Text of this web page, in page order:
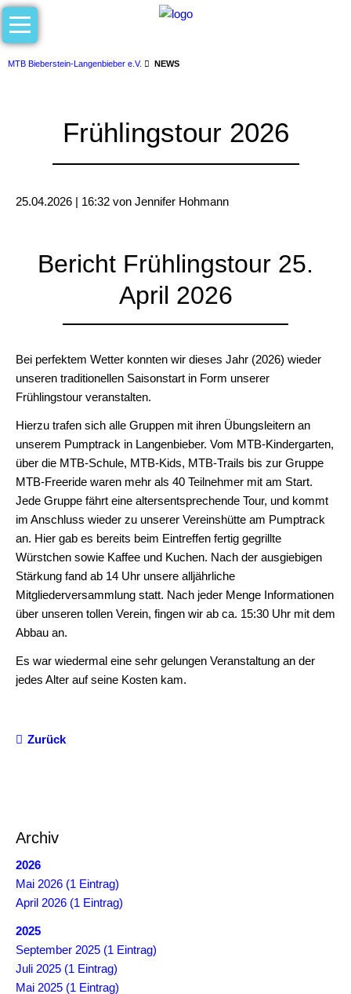
Navigation
überspringen
VEREIN
Unser
Mitgliedschaft
NEWS
Cup
2025
9.
MTB
Cup
2024
8.
MTB
Cup
2023
7.
MTB
Cup
2022
Vereinsmeisterschaft
2021
MTB
Cup
2018
4.
Cup
2017
3.
MTB Bieberstein-Langenbieber e.V. NEWS
Frühlingstour 2026
25.04.2026 | 16:32 von Jennifer Hohmann
Bericht Frühlingstour 25.
April 2026
Bei perfektem Wetter konnten wir dieses Jahr (2026) wieder
unseren traditionellen Saisonstart in Form unserer
Frühlingstour veranstalten.
Hierzu trafen sich alle Gruppen mit ihren Übungsleitern an
unserem Pumptrack in Langenbieber. Vom MTB-Kindergarten,
über die MTB-Schule, MTB-Kids, MTB-Trails bis zur Gruppe
MTB-Freeride waren mehr als 40 Teilnehmer mit am Start.
Jede Gruppe fährt eine altersentsprechende Tour, und kommt
im Anschluss wieder zu unserer Vereinshütte am Pumptrack
an. Hier gab es bereits beim Eintreffen fertig gegrillte
Würstchen sowie Kaffee und Kuchen. Nach der ausgiebigen
Stärkung fand ab 14 Uhr unsere alljährliche
Mitgliederversammlung statt. Nach jeder Menge Informationen
über unseren tollen Verein, fingen wir ab ca. 15:30 Uhr mit dem
Abbau an.
Es war wiedermal eine sehr gelungen Veranstaltung an der
jedes Alter auf seine Kosten kam.
Zurück
Archiv
2026
Mai 2026 (1 Eintrag)
April 2026 (1 Eintrag)
2025
September 2025 (1 Eintrag)
Juli 2025 (1 Eintrag)
Mai 2025 (1 Eintrag)